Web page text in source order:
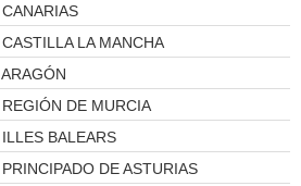
CANARIAS
CASTILLA LA MANCHA
ARAGÓN
REGIÓN DE MURCIA
ILLES BALEARS
PRINCIPADO DE ASTURIAS